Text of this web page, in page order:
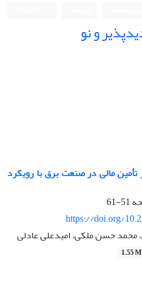
و نو
مالی در صنعت برق با رویکرد
51-61
https://doi.org/
محمد حسن ملکی، امیدعلی عادلی
1.55 M